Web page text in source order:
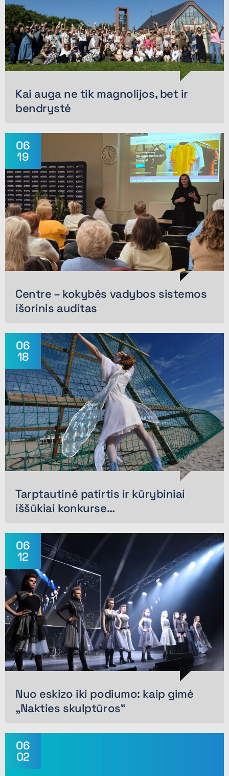
Kai auga ne tik magnolijos, bet ir
bendrystė
06
19
Centre – kokybės vadybos sistemos
išorinis auditas
06
18
Tarptautinė patirtis ir kūrybiniai
iššūkiai konkurse…
06
12
Nuo eskizo iki podiumo: kaip gimė
„Nakties skulptūros“
06
02